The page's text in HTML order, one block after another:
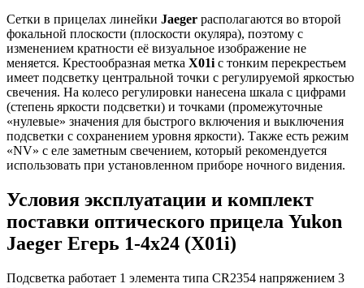
Сетки в прицелах линейки Jaeger располагаются во второй
фокальной плоскости (плоскости окуляра), поэтому с
изменением кратности её визуальное изображение не
меняется. Крестообразная метка X01i с тонким перекрестьем
имеет подсветку центральной точки с регулируемой яркостью
свечения. На колесо регулировки нанесена шкала с цифрами
(степень яркости подсветки) и точками (промежуточные
«нулевые» значения для быстрого включения и выключения
подсветки с сохранением уровня яркости). Также есть режим
«NV» с еле заметным свечением, который рекомендуется
использовать при установленном приборе ночного видения.
Условия эксплуатации и комплект
поставки оптического прицела Yukon
Jaeger Егерь 1-4x24 (X01i)
Подсветка работает 1 элемента типа CR2354 напряжением 3